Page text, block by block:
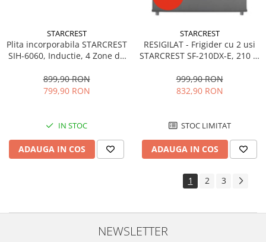
STARCREST
Plita incorporabila STARCREST
SIH-6060, Inductie, 4 Zone de
Timer, Sticla Neagra
899,90 RON
799,90 RON
IN STOC
ADAUGA IN COS
STARCREST
RESIGILAT - Frigider cu 2 usi
STARCREST SF-210DX-E, 210 L,
Termostat Ajustabil, Usi
reversibile, H 143 cm, Inox
999,90 RON
832,90 RON
STOC LIMITAT
ADAUGA IN COS
1 2 3
NEWSLETTER